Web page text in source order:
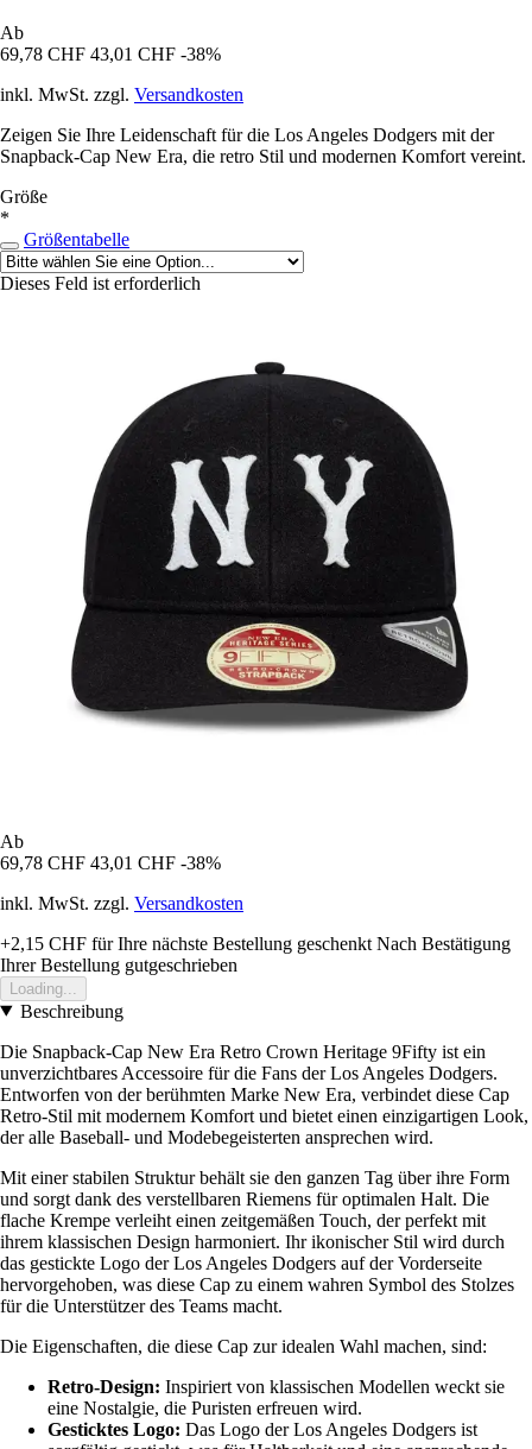
Ab
69,78 CHF 43,01 CHF -38%
inkl. MwSt. zzgl. Versandkosten
Zeigen Sie Ihre Leidenschaft für die Los Angeles Dodgers mit der
Snapback-Cap New Era, die retro Stil und modernen Komfort vereint.
Größe
*
Größentabelle
Dieses Feld ist erforderlich
Ab
69,78 CHF 43,01 CHF -38%
inkl. MwSt. zzgl. Versandkosten
+2,15 CHF für Ihre nächste Bestellung geschenkt Nach Bestätigung
Ihrer Bestellung gutgeschrieben
Loading...
Beschreibung
Die Snapback-Cap New Era Retro Crown Heritage 9Fifty ist ein
unverzichtbares Accessoire für die Fans der Los Angeles Dodgers.
Entworfen von der berühmten Marke New Era, verbindet diese Cap
Retro-Stil mit modernem Komfort und bietet einen einzigartigen Look,
der alle Baseball- und Modebegeisterten ansprechen wird.
Mit einer stabilen Struktur behält sie den ganzen Tag über ihre Form
und sorgt dank des verstellbaren Riemens für optimalen Halt. Die
flache Krempe verleiht einen zeitgemäßen Touch, der perfekt mit
ihrem klassischen Design harmoniert. Ihr ikonischer Stil wird durch
das gestickte Logo der Los Angeles Dodgers auf der Vorderseite
hervorgehoben, was diese Cap zu einem wahren Symbol des Stolzes
für die Unterstützer des Teams macht.
Die Eigenschaften, die diese Cap zur idealen Wahl machen, sind:
Retro-Design: Inspiriert von klassischen Modellen weckt sie
eine Nostalgie, die Puristen erfreuen wird.
Gesticktes Logo: Das Logo der Los Angeles Dodgers ist